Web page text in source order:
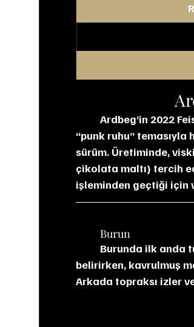
Ardbeg’in 2022
“punk ruhu” temasıyla
sürüm. Üretiminde,
çikolata maltı) tercih
işleminden geçtiği için
	Burun
belirirken, kavrulmuş
Arkada topraksı izler